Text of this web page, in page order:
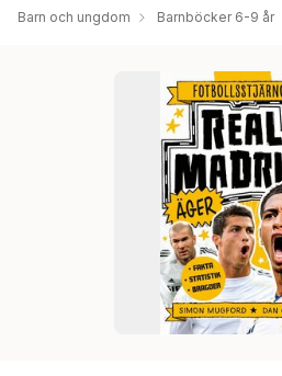
Barn och ungdom Barnböcker 6-9 år